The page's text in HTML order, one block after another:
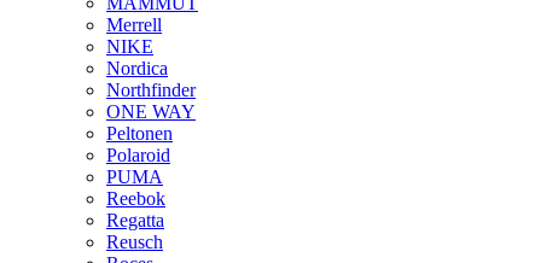
Merrell
NIKE
Nordica
Northfinder
ONE WAY
Peltonen
Polaroid
PUMA
Reebok
Regatta
Reusch